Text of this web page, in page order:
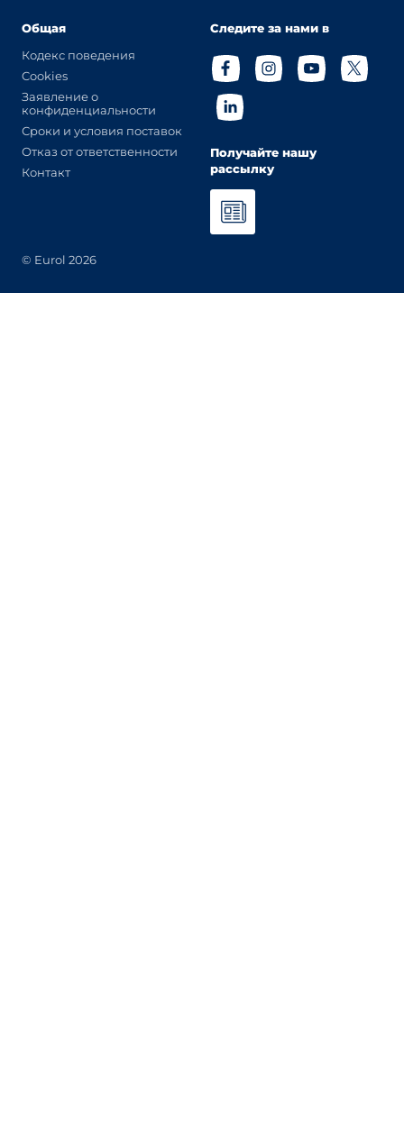
Общая
Кодекс поведения
Cookies
Заявление о
конфиденциальности
Сроки и условия поставок
Отказ от ответственности
Контакт
Следите за нами в
Получайте нашу
рассылку
© Eurol 2026